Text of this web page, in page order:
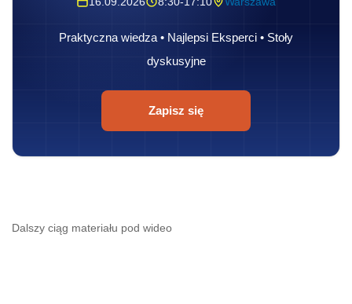
Praktyczna wiedza • Najlepsi Eksperci • Stoły
dyskusyjne
Zapisz się
Dalszy ciąg materiału pod wideo